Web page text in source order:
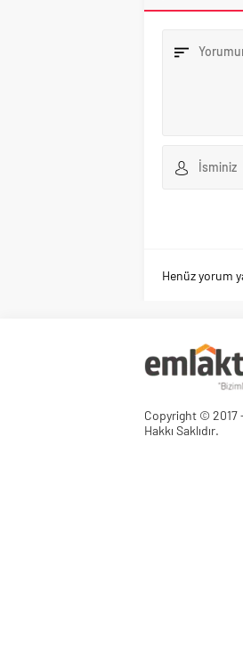
Henüz yorum
Copyright © 2017
Hakkı Saklıdır.